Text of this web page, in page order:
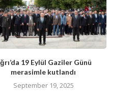
19 Eylül Gaziler Günü
merasimle kutlandı
September 19, 2025